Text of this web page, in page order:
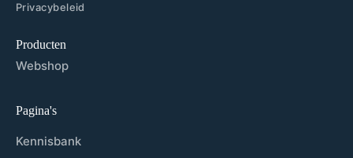
Privacybeleid
Producten
Webshop
Pagina's
Kennisbank